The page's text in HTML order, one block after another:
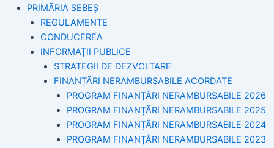
PRIMĂRIA SEBEȘ
REGULAMENTE
CONDUCEREA
INFORMAȚII PUBLICE
STRATEGII DE DEZVOLTARE
FINANȚĂRI NERAMBURSABILE ACORDATE
PROGRAM FINANȚĂRI NERAMBURSABILE 2026
PROGRAM FINANȚĂRI NERAMBURSABILE 2025
PROGRAM FINANȚĂRI NERAMBURSABILE 2024
PROGRAM FINANȚĂRI NERAMBURSABILE 2023